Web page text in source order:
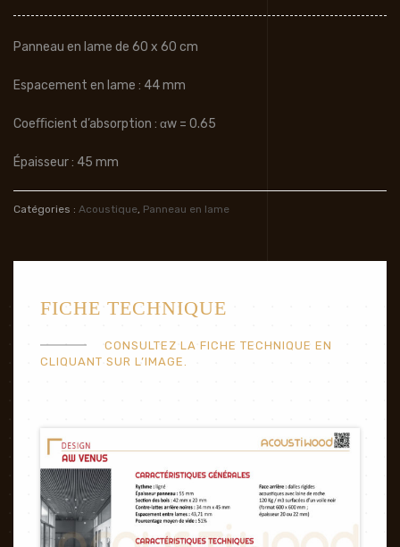
Panneau en lame de 60 x 60 cm
Espacement en lame : 44 mm
Coeﬃcient d’absorption : αw = 0.65
Épaisseur : 45 mm
Catégories : Acoustique, Panneau en lame
FICHE TECHNIQUE
CONSULTEZ LA FICHE TECHNIQUE EN
CLIQUANT SUR L’IMAGE.